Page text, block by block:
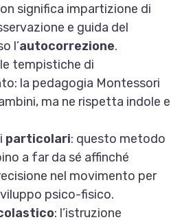
significa impartizione di
e guida del
l’autocorrezione.
tempistiche di
la pedagogia Montessori
ma ne rispetta indole e
particolari: questo metodo
a far da sé affinché
nel movimento per
psico-fisico.
: l’istruzione